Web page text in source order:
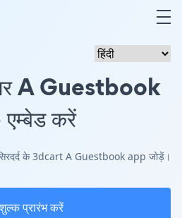
A Guestbook
करें
सिरदर्द के 3dcart A Guestbook app जोड़ें।
प्रारंभ करें